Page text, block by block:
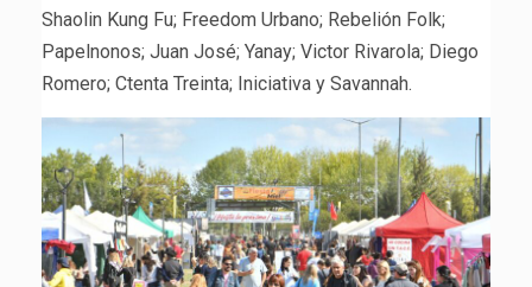
Shaolin Kung Fu; Freedom Urbano; Rebelión Folk;
Papelnonos; Juan José; Yanay; Victor Rivarola; Diego
Romero; Ctenta Treinta; Iniciativa y Savannah.